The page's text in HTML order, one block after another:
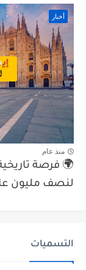
أخبار
منذ عام
🌍 فرصة
لنصف مليون عامل
التسميات